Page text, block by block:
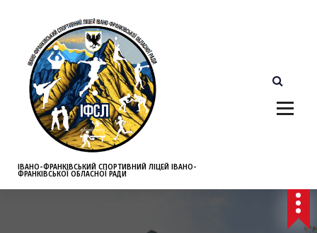
t
ІВАНО-ФРАНКІВСЬКИЙ СПОРТИВНИЙ ЛІЦЕЙ ІВАНО-
ФРАНКІВСЬКОЇ ОБЛАСНОЇ РАДИ